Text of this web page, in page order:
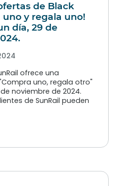
de Black
uno y regala uno!
día, 29 de
ofrece una
uno, regala otro"
noviembre de 2024.
de SunRail pueden